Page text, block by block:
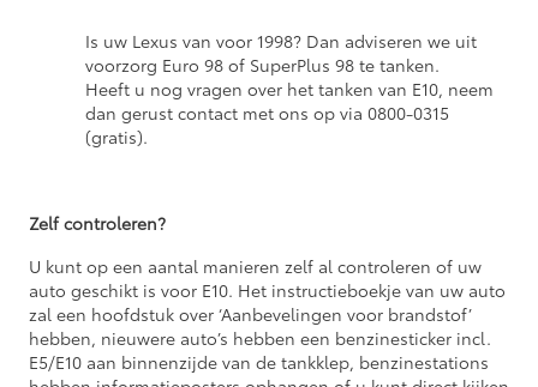
Is uw Lexus van voor 1998? Dan adviseren we uit
voorzorg Euro 98 of SuperPlus 98 te tanken.
Heeft u nog vragen over het tanken van E10, neem
dan gerust contact met ons op via 0800-0315
(gratis).
Zelf controleren?
U kunt op een aantal manieren zelf al controleren of uw
auto geschikt is voor E10. Het instructieboekje van uw auto
zal een hoofdstuk over ‘Aanbevelingen voor brandstof’
hebben, nieuwere auto’s hebben een benzinesticker incl.
E5/E10 aan binnenzijde van de tankklep, benzinestations